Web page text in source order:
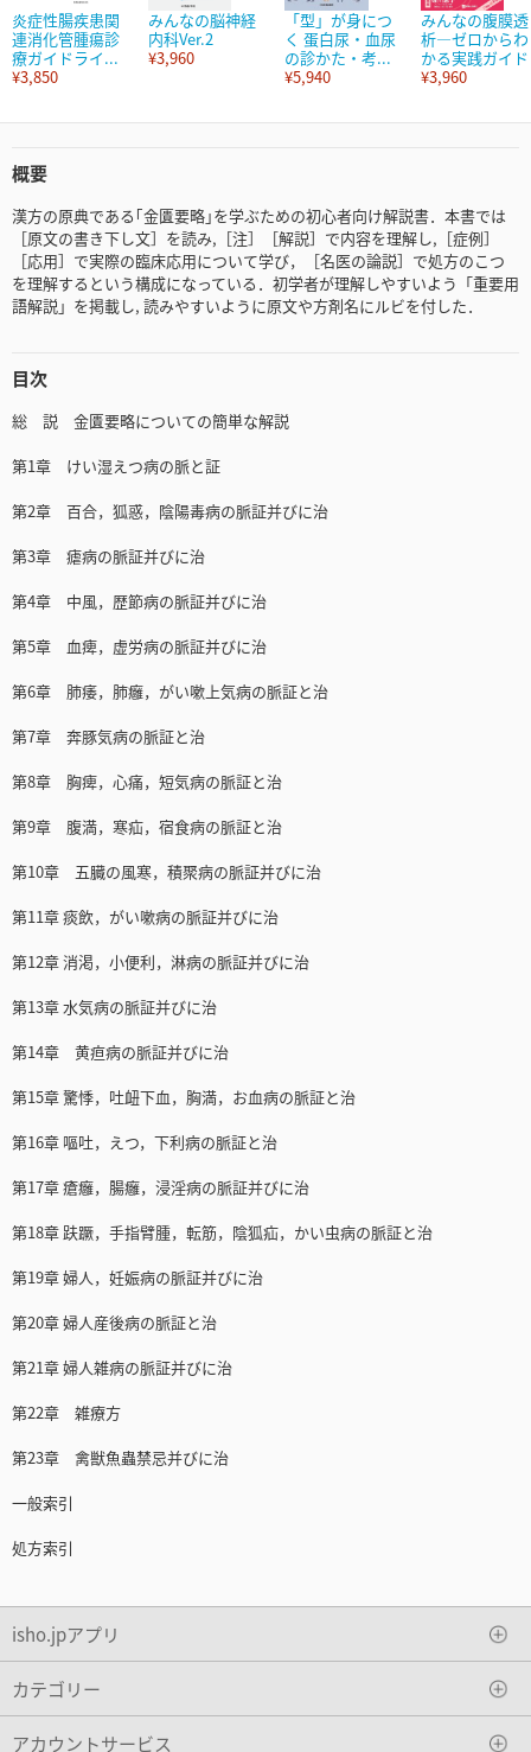
炎症性腸疾患関
連消化管腫瘍診
療ガイドライ...
¥3,850
みんなの脳神経
内科Ver.2
¥3,960
「型」が身につ
く 蛋白尿・血尿
の診かた・考...
¥5,940
みんなの腹膜透
析―ゼロからわ
かる実践ガイド
¥3,960
概要
漢方の原典である｢金匱要略｣を学ぶための初心者向け解説書．本書では
［原文の書き下し文］を読み,［注］［解説］で内容を理解し,［症例］
［応用］で実際の臨床応用について学び，［名医の論説］で処方のこつ
を理解するという構成になっている．初学者が理解しやすいよう「重要用
語解説」を掲載し, 読みやすいように原文や方剤名にルビを付した．
目次
総 説 金匱要略についての簡単な解説
第1章 けい湿えつ病の脈と証
第2章 百合，狐惑，陰陽毒病の脈証并びに治
第3章 瘧病の脈証并びに治
第4章 中風，歴節病の脈証并びに治
第5章 血痺，虚労病の脈証并びに治
第6章 肺痿，肺癰，がい嗽上気病の脈証と治
第7章 奔豚気病の脈証と治
第8章 胸痺，心痛，短気病の脈証と治
第9章 腹満，寒疝，宿食病の脈証と治
第10章 五臓の風寒，積聚病の脈証并びに治
第11章 痰飲，がい嗽病の脈証并びに治
第12章 消渇，小便利，淋病の脈証并びに治
第13章 水気病の脈証并びに治
第14章 黄疸病の脈証并びに治
第15章 驚悸，吐衄下血，胸満，お血病の脈証と治
第16章 嘔吐，えつ，下利病の脈証と治
第17章 瘡癰，腸癰，浸淫病の脈証并びに治
第18章 趺蹶，手指臂腫，転筋，陰狐疝，かい虫病の脈証と治
第19章 婦人，妊娠病の脈証并びに治
第20章 婦人産後病の脈証と治
第21章 婦人雑病の脈証并びに治
第22章 雑療方
第23章 禽獣魚蟲禁忌并びに治
一般索引
処方索引
isho.jpアプリ
カテゴリー
アカウントサービス